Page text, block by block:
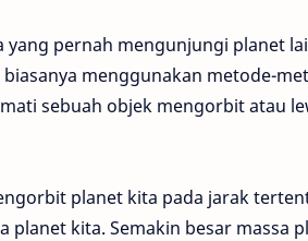
yang pernah mengunjungi planet
menggunakan metode-
sebuah objek mengorbit atau
planet kita pada jarak
planet kita. Semakin besar massa